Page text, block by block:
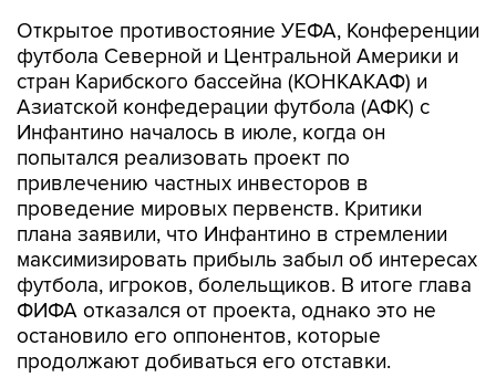
Открытое противостояние УЕФА, Конференции
футбола Северной и Центральной Америки и
стран Карибского бассейна (КОНКАКАФ) и
Азиатской конфедерации футбола (АФК) с
Инфантино началось в июле, когда он
попытался реализовать проект по
привлечению частных инвесторов в
проведение мировых первенств. Критики
плана заявили, что Инфантино в стремлении
максимизировать прибыль забыл об интересах
футбола, игроков, болельщиков. В итоге глава
ФИФА отказался от проекта, однако это не
остановило его оппонентов, которые
продолжают добиваться его отставки.